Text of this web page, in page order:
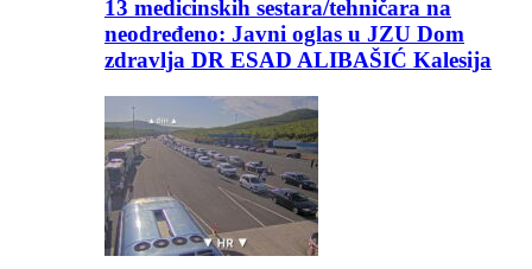
13 medicinskih sestara/tehničara na
neodređeno: Javni oglas u JZU Dom
zdravlja DR ESAD ALIBAŠIĆ Kalesija